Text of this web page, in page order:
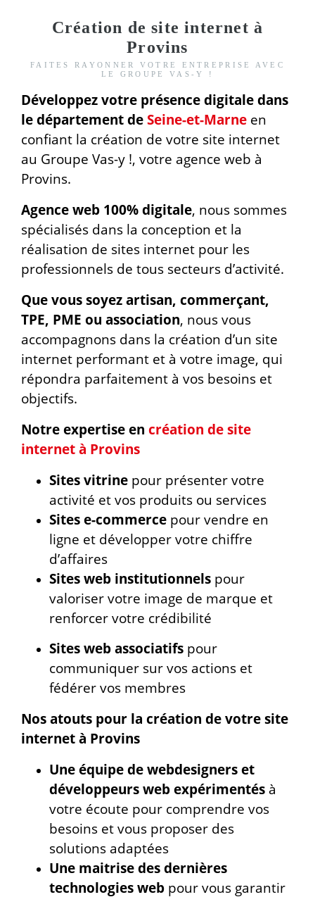
Création de site internet à
Provins
FAITES RAYONNER VOTRE ENTREPRISE AVEC
LE GROUPE VAS-Y !
Développez votre présence digitale dans
le département de Seine-et-Marne en
confiant la création de votre site internet
au Groupe Vas-y !, votre agence web à
Provins.
Agence web 100% digitale, nous sommes
spécialisés dans la conception et la
réalisation de sites internet pour les
professionnels de tous secteurs d’activité.
Que vous soyez artisan, commerçant,
TPE, PME ou association, nous vous
accompagnons dans la création d’un site
internet performant et à votre image, qui
répondra parfaitement à vos besoins et
objectifs.
Notre expertise en création de site
internet à Provins
Sites vitrine pour présenter votre
activité et vos produits ou services
Sites e-commerce pour vendre en
ligne et développer votre chiffre
d’affaires
Sites web institutionnels pour
valoriser votre image de marque et
renforcer votre crédibilité
Sites web associatifs pour
communiquer sur vos actions et
fédérer vos membres
Nos atouts pour la création de votre site
internet à Provins
Une équipe de webdesigners et
développeurs web expérimentés à
votre écoute pour comprendre vos
besoins et vous proposer des
solutions adaptées
Une maitrise des dernières
technologies web pour vous garantir